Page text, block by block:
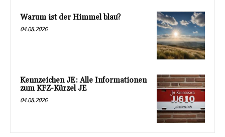
Warum ist der Himmel blau?
04.08.2026
Kennzeichen JE: Alle Informationen
zum KFZ-Kürzel JE
04.08.2026